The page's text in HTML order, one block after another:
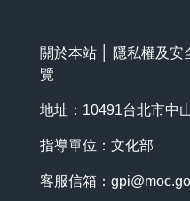
關於本站 隱私權及安
覽
地址：10491台北市中
指導單位：文化部
客服信箱：